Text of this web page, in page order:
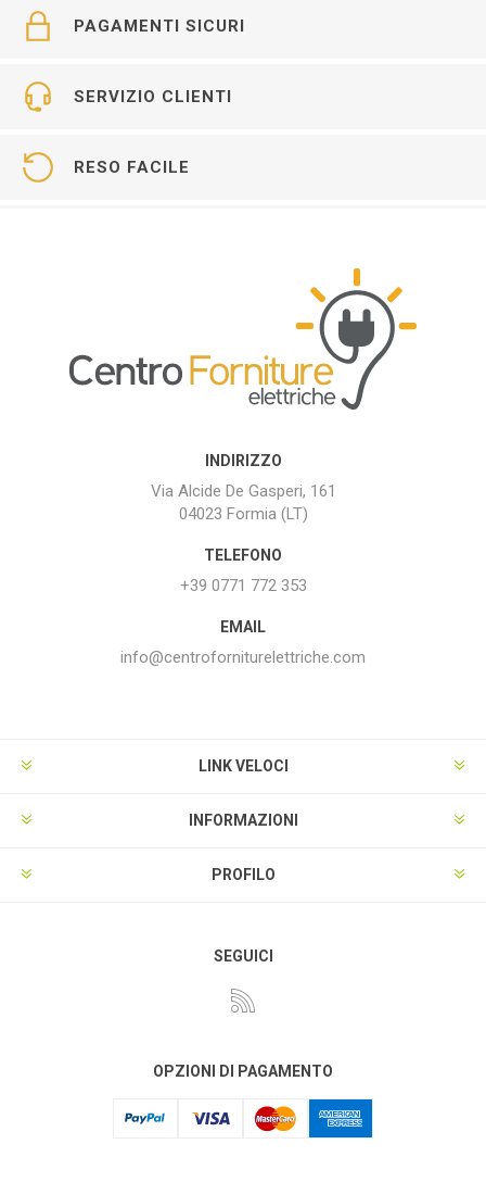
PAGAMENTI SICURI
SERVIZIO CLIENTI
RESO FACILE
INDIRIZZO
Via Alcide De Gasperi, 161
04023 Formia (LT)
TELEFONO
+39 0771 772 353
EMAIL
info@centroforniturelettriche.com
LINK VELOCI
INFORMAZIONI
PROFILO
SEGUICI
OPZIONI DI PAGAMENTO